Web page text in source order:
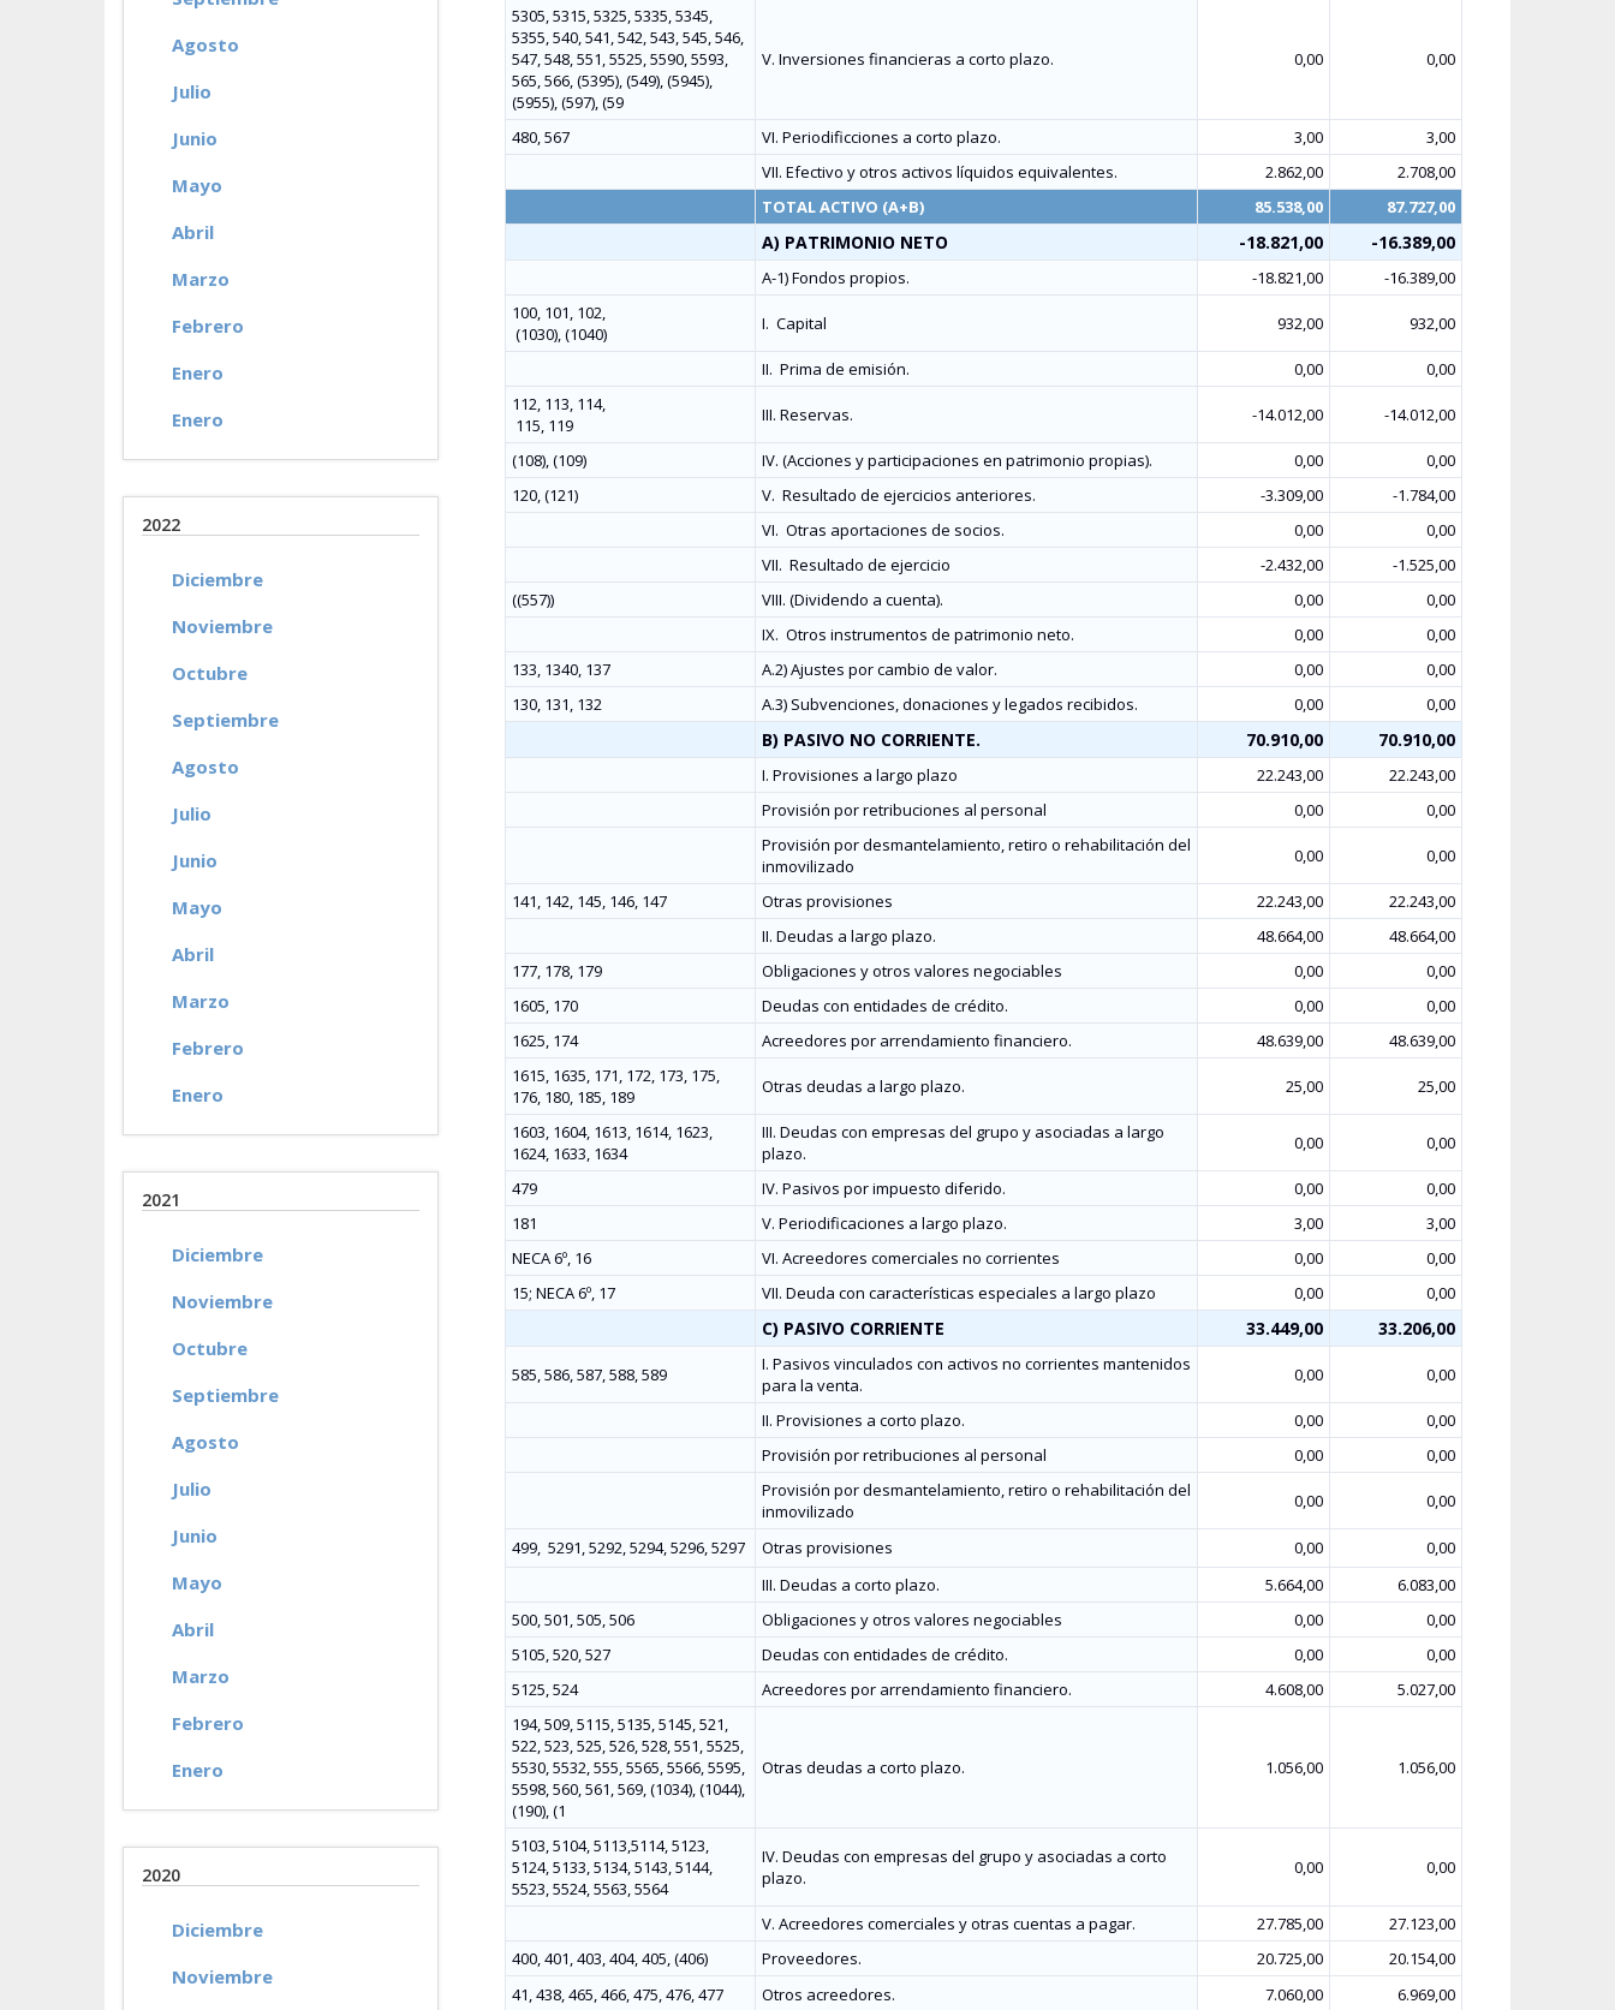
Agosto
Julio
Junio
Mayo
Abril
Marzo
Febrero
Enero
Enero
2022
Diciembre
Noviembre
Octubre
Septiembre
Agosto
Julio
Junio
Mayo
Abril
Marzo
Febrero
Enero
2021
Diciembre
Noviembre
Octubre
Septiembre
Agosto
Julio
Junio
Mayo
Abril
Marzo
Febrero
Enero
2020
Diciembre
Noviembre
5305, 5315, 5325, 5335, 5345,
5355, 540, 541, 542, 543, 545, 546,
547, 548, 551, 5525, 5590, 5593,
565, 566, (5395), (549), (5945),
(5955), (597), (59
V. Inversiones financieras a corto plazo. 0,00 0,00
480, 567 VI. Periodificciones a corto plazo. 3,00
3,00
VII. Efectivo y otros activos líquidos equivalentes.
2.862,00
2.708,00
TOTAL ACTIVO (A+B)
85.538,00 87.727,00
A) PATRIMONIO NETO -18.821,00 -16.389,00
A-1) Fondos propios. -18.821,00
-16.389,00
100, 101, 102,
(1030), (1040)
I. Capital 932,00 932,00
II. Prima de emisión. 0,00
0,00
112, 113, 114,
115, 119
III. Reservas. -14.012,00 -14.012,00
(108), (109) IV. (Acciones y participaciones en patrimonio propias). 0,00
0,00
120, (121)
V. Resultado de ejercicios anteriores. -3.309,00
-1.784,00
VI. Otras aportaciones de socios. 0,00
0,00
VII. Resultado de ejercicio -2.432,00
-1.525,00
((557))
VIII. (Dividendo a cuenta). 0,00
0,00
IX. Otros instrumentos de patrimonio neto. 0,00
0,00
133, 1340, 137
A.2) Ajustes por cambio de valor. 0,00
0,00
130, 131, 132
A.3) Subvenciones, donaciones y legados recibidos. 0,00 0,00
B) PASIVO NO CORRIENTE. 70.910,00 70.910,00
I. Provisiones a largo plazo 22.243,00
22.243,00
Provisión por retribuciones al personal
0,00
0,00
Provisión por desmantelamiento, retiro o rehabilitación del
inmovilizado
0,00 0,00
141, 142, 145, 146, 147 Otras provisiones 22.243,00
22.243,00
II. Deudas a largo plazo.
48.664,00
48.664,00
177, 178, 179
Obligaciones y otros valores negociables 0,00
0,00
1605, 170
Deudas con entidades de crédito. 0,00
0,00
1625, 174
Acreedores por arrendamiento financiero. 48.639,00
48.639,00
1615, 1635, 171, 172, 173, 175,
176, 180, 185, 189
Otras deudas a largo plazo. 25,00 25,00
1603, 1604, 1613, 1614, 1623,
1624, 1633, 1634
III. Deudas con empresas del grupo y asociadas a largo
plazo.
0,00 0,00
479 IV. Pasivos por impuesto diferido. 0,00
0,00
181
V. Periodificaciones a largo plazo. 3,00
3,00
NECA 6º, 16
VI. Acreedores comerciales no corrientes 0,00
0,00
15; NECA 6º, 17
VII. Deuda con características especiales a largo plazo 0,00 0,00
C) PASIVO CORRIENTE 33.449,00 33.206,00
585, 586, 587, 588, 589
I. Pasivos vinculados con activos no corrientes mantenidos
para la venta.
0,00 0,00
II. Provisiones a corto plazo. 0,00
0,00
Provisión por retribuciones al personal
0,00
0,00
Provisión por desmantelamiento, retiro o rehabilitación del
inmovilizado
0,00 0,00
499, 5291, 5292, 5294, 5296, 5297 Otras provisiones 0,00
0,00
III. Deudas a corto plazo.
5.664,00
6.083,00
500, 501, 505, 506
Obligaciones y otros valores negociables 0,00
0,00
5105, 520, 527
Deudas con entidades de crédito. 0,00
0,00
5125, 524
Acreedores por arrendamiento financiero. 4.608,00
5.027,00
194, 509, 5115, 5135, 5145, 521,
522, 523, 525, 526, 528, 551, 5525,
5530, 5532, 555, 5565, 5566, 5595,
5598, 560, 561, 569, (1034), (1044),
(190), (1
Otras deudas a corto plazo. 1.056,00 1.056,00
5103, 5104, 5113,5114, 5123,
5124, 5133, 5134, 5143, 5144,
5523, 5524, 5563, 5564
IV. Deudas con empresas del grupo y asociadas a corto
plazo.
0,00 0,00
V. Acreedores comerciales y otras cuentas a pagar. 27.785,00
27.123,00
400, 401, 403, 404, 405, (406)
Proveedores. 20.725,00
20.154,00
41, 438, 465, 466, 475, 476, 477
Otros acreedores. 7.060,00 6.969,00